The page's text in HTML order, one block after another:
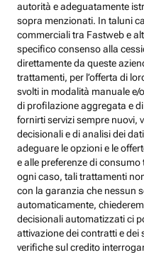
autorità e adeguatamente
sopra menzionati. In taluni
commerciali tra Fastweb e
specifico consenso alla
direttamente da queste
trattamenti, per l’offerta di
svolti in modalità manuale e/
di profilazione aggregata e
fornirti servizi sempre nuovi,
decisionali e di analisi dei
adeguare le opzioni e le
e alle preferenze di
ogni caso, tali trattamenti
con la garanzia che nessun
automaticamente,
decisionali automatizzati ci
attivazione dei contratti e
verifiche sul credito